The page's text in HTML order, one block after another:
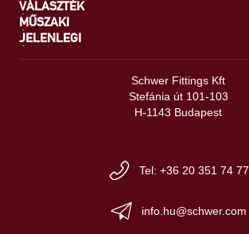
VÁLASZTÉK
MŰSZAKI
JELENLEGI
Schwer Fittings Kft
Stefánia út 101-103
H-1143 Budapest
Tel: +36 20 351 74 77
info.hu@schwer.com